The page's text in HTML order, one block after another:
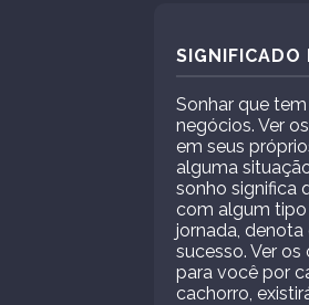
SIGNIFICADO
Sonhar que
negócios. Ver
em seus
alguma
sonho significa
com algum tipo
jornada,
sucesso. Ver os
para você por
cachorro,